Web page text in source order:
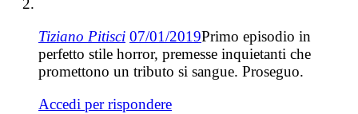
Tiziano Pitisci 07/01/2019Primo episodio in
perfetto stile horror, premesse inquietanti che
promettono un tributo si sangue. Proseguo.
Accedi per rispondere